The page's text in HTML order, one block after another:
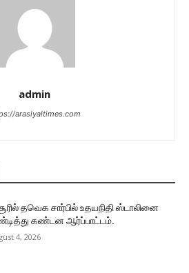
admin
arasiyaltimes.com
தவெக சார்பில் உதயநிதி ஸ்டாலினை
கண்டன ஆர்ப்பாட்டம்.
4, 2026